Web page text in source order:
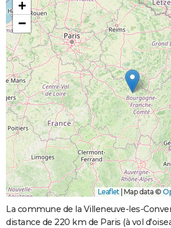
+
−
Leaflet Map data ©
La commune de la Villeneuve-les-
distance de 220 km de Paris (à vol